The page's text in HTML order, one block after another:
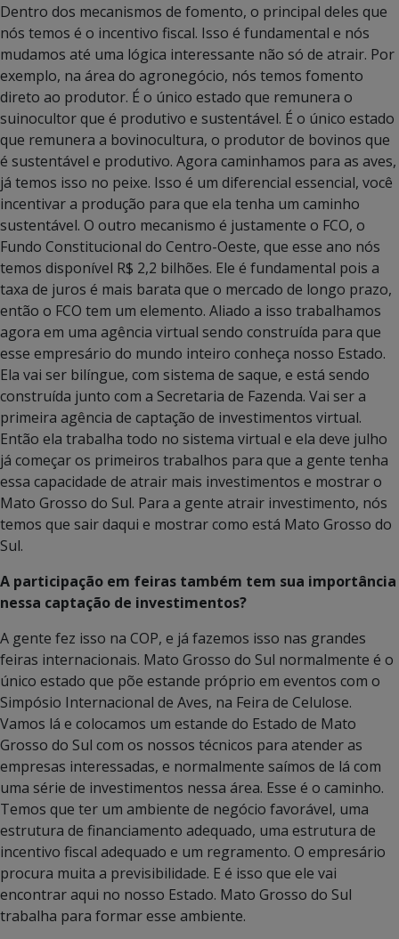
Dentro dos mecanismos de fomento, o principal deles que
nós temos é o incentivo fiscal. Isso é fundamental e nós
mudamos até uma lógica interessante não só de atrair. Por
exemplo, na área do agronegócio, nós temos fomento
direto ao produtor. É o único estado que remunera o
suinocultor que é produtivo e sustentável. É o único estado
que remunera a bovinocultura, o produtor de bovinos que
é sustentável e produtivo. Agora caminhamos para as aves,
já temos isso no peixe. Isso é um diferencial essencial, você
incentivar a produção para que ela tenha um caminho
sustentável. O outro mecanismo é justamente o FCO, o
Fundo Constitucional do Centro-Oeste, que esse ano nós
temos disponível R$ 2,2 bilhões. Ele é fundamental pois a
taxa de juros é mais barata que o mercado de longo prazo,
então o FCO tem um elemento. Aliado a isso trabalhamos
agora em uma agência virtual sendo construída para que
esse empresário do mundo inteiro conheça nosso Estado.
Ela vai ser bilíngue, com sistema de saque, e está sendo
construída junto com a Secretaria de Fazenda. Vai ser a
primeira agência de captação de investimentos virtual.
Então ela trabalha todo no sistema virtual e ela deve julho
já começar os primeiros trabalhos para que a gente tenha
essa capacidade de atrair mais investimentos e mostrar o
Mato Grosso do Sul. Para a gente atrair investimento, nós
temos que sair daqui e mostrar como está Mato Grosso do
Sul.
A participação em feiras também tem sua importância
nessa captação de investimentos?
A gente fez isso na COP, e já fazemos isso nas grandes
feiras internacionais. Mato Grosso do Sul normalmente é o
único estado que põe estande próprio em eventos com o
Simpósio Internacional de Aves, na Feira de Celulose.
Vamos lá e colocamos um estande do Estado de Mato
Grosso do Sul com os nossos técnicos para atender as
empresas interessadas, e normalmente saímos de lá com
uma série de investimentos nessa área. Esse é o caminho.
Temos que ter um ambiente de negócio favorável, uma
estrutura de financiamento adequado, uma estrutura de
incentivo fiscal adequado e um regramento. O empresário
procura muita a previsibilidade. E é isso que ele vai
encontrar aqui no nosso Estado. Mato Grosso do Sul
trabalha para formar esse ambiente.